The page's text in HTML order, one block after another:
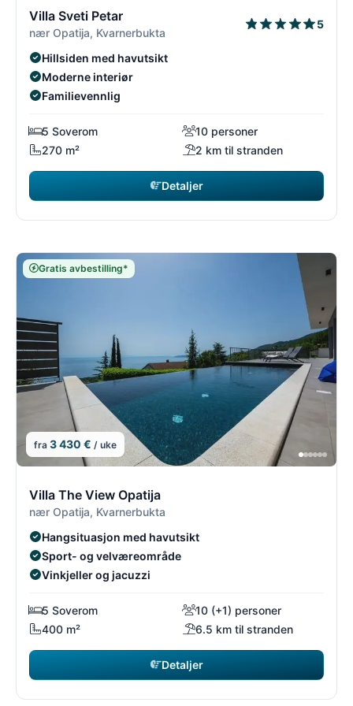
Villa Sveti Petar
nær Opatija, Kvarnerbukta
5
Hillsiden med havutsikt
Moderne interiør
Familievennlig
5 Soverom
10 personer
270 m²
2 km til stranden
Detaljer
Gratis avbestilling*
fra 3 430 € / uke
Villa The View Opatija
nær Opatija, Kvarnerbukta
Hangsituasjon med havutsikt
Sport- og velværeområde
Vinkjeller og jacuzzi
5 Soverom
10 (+1) personer
400 m²
6.5 km til stranden
Detaljer